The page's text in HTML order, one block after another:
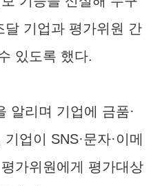
달 기업과 평가위원 간
있도록 했다.
알리며 기업에 금품·
업이 SNS·문자·이메
가위원에게 평가대상